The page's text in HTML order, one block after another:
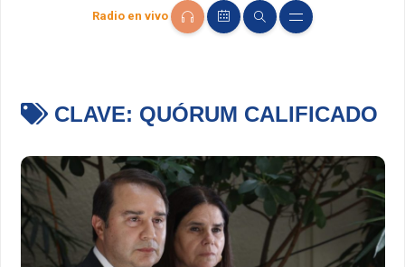
Radio en vivo
CLAVE: QUÓRUM CALIFICADO